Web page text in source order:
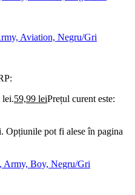
Aviation, Negru/Gri
lei.59,99 leiPrețul curent este:
Opțiunile pot fi alese în pagina